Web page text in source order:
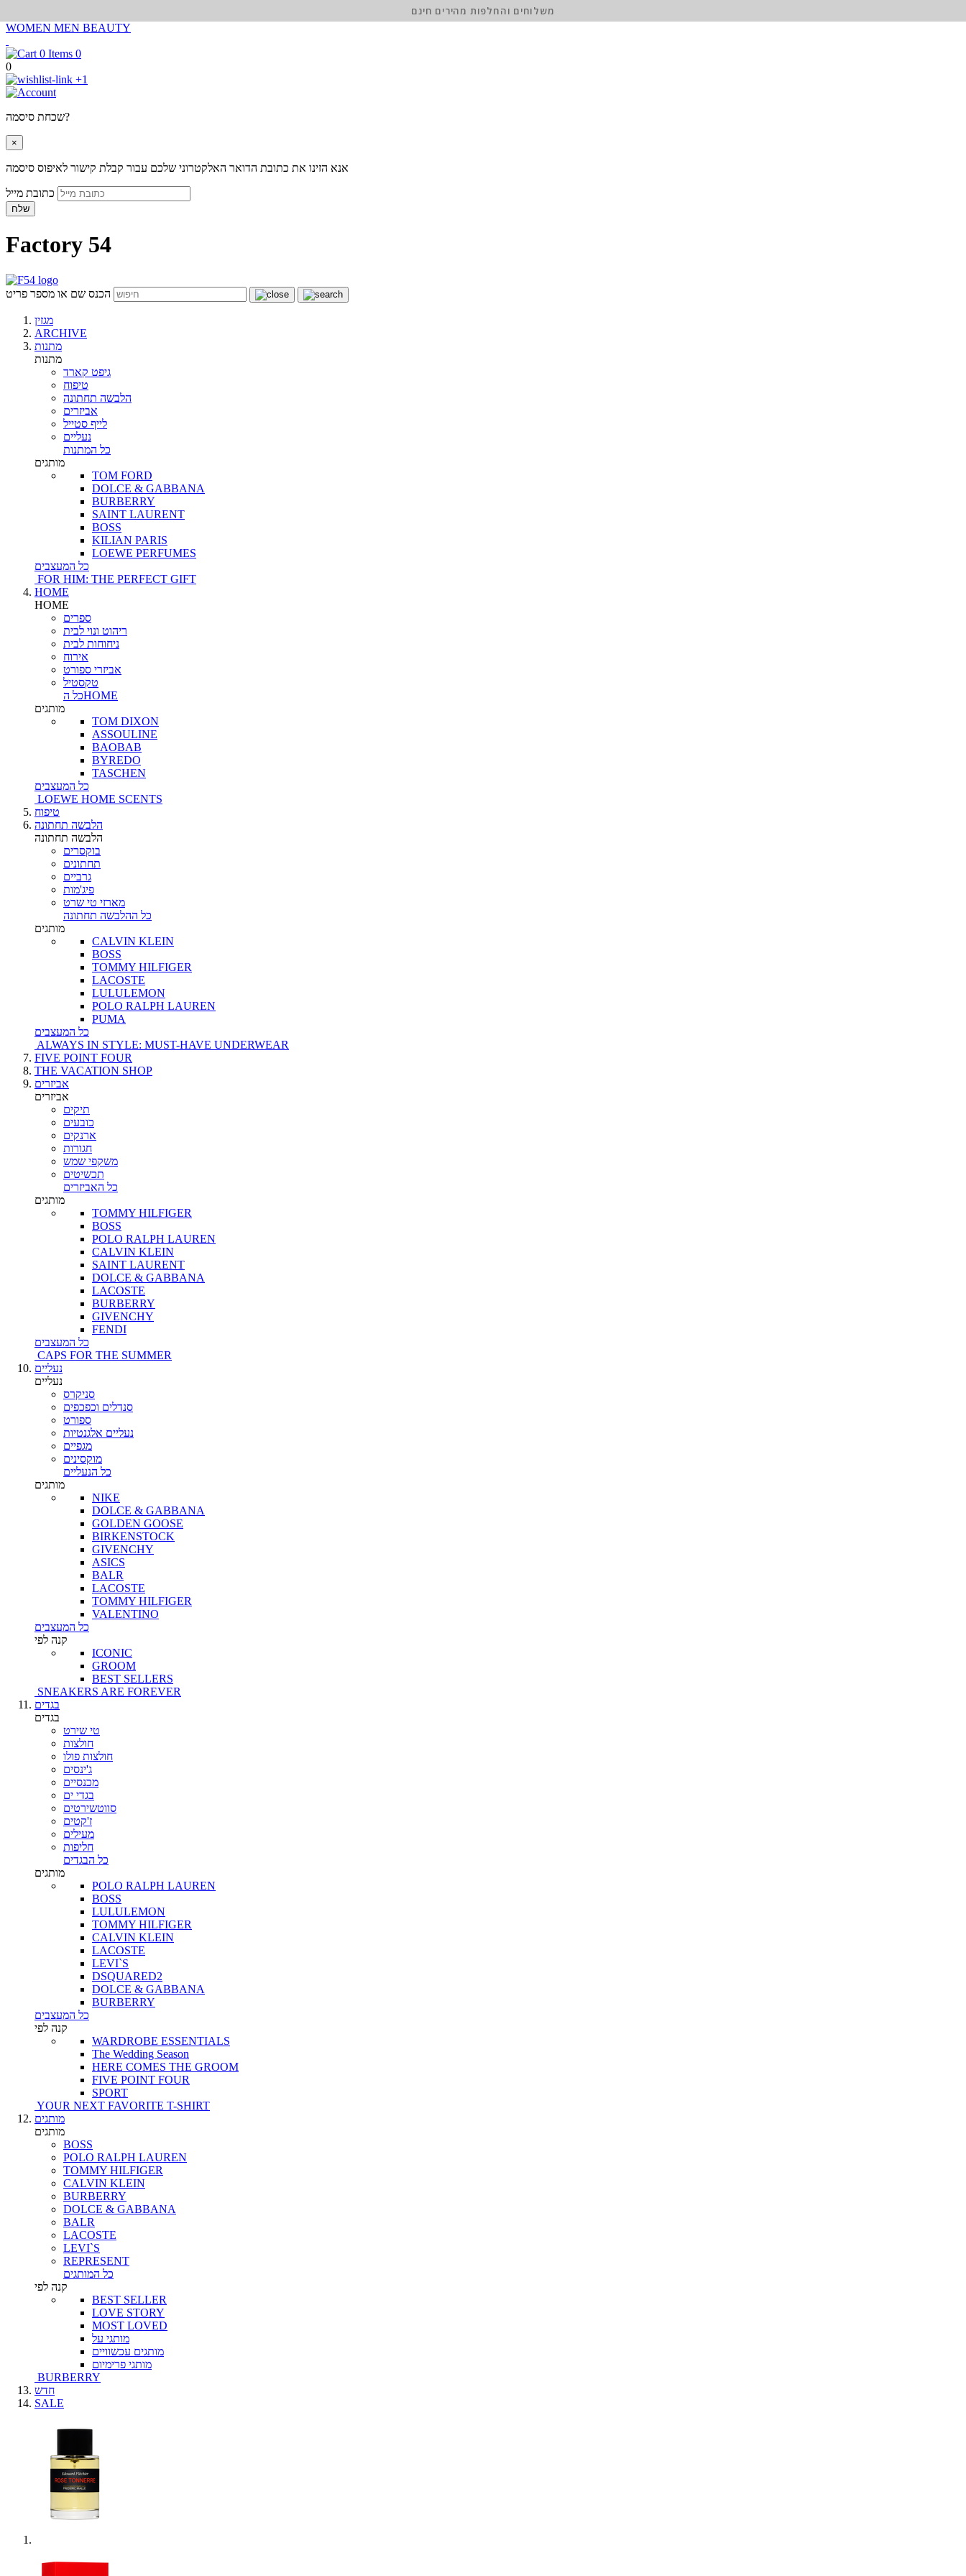
WOMEN MEN BEAUTY
0
0
+1
שכחת סיסמה?
×
אנא הזינו את כתובת הדואר האלקטרוני שלכם עבור קבלת קישור לאיפוס סיסמה
שלח
Factory 54
הכנס שם או מספר פריט
מגזין
ARCHIVE
מתנות
מתנות
גיפט קארד
טיפוח
הלבשה תחתונה
אביזרים
לייף סטייל
נעליים
כל המתנות
מותגים
TOM FORD
DOLCE & GABBANA
BURBERRY
SAINT LAURENT
BOSS
KILIAN PARIS
LOEWE PERFUMES
כל המעצבים
FOR HIM: THE PERFECT GIFT
HOME
HOME
ספרים
ריהוט ונוי לבית
ניחוחות לבית
אירוח
אביזרי ספורט
טקסטיל
כל הHOME
מותגים
TOM DIXON
ASSOULINE
BAOBAB
BYREDO
TASCHEN
כל המעצבים
LOEWE HOME SCENTS
טיפוח
הלבשה תחתונה
הלבשה תחתונה
בוקסרים
תחתונים
גרביים
פיג'מות
מארזי טי שרט
כל ההלבשה תחתונה
מותגים
CALVIN KLEIN
BOSS
TOMMY HILFIGER
LACOSTE
LULULEMON
POLO RALPH LAUREN
PUMA
כל המעצבים
ALWAYS IN STYLE: MUST-HAVE UNDERWEAR
FIVE POINT FOUR
THE VACATION SHOP
אביזרים
אביזרים
תיקים
כובעים
ארנקים
חגורות
משקפי שמש
תכשיטים
כל האביזרים
מותגים
TOMMY HILFIGER
BOSS
POLO RALPH LAUREN
CALVIN KLEIN
SAINT LAURENT
DOLCE & GABBANA
LACOSTE
BURBERRY
GIVENCHY
FENDI
כל המעצבים
CAPS FOR THE SUMMER
נעליים
נעליים
סניקרס
סנדלים וכפכפים
ספורט
נעליים אלגנטיות
מגפיים
מוקסינים
כל הנעליים
מותגים
NIKE
DOLCE & GABBANA
GOLDEN GOOSE
BIRKENSTOCK
GIVENCHY
ASICS
BALR
LACOSTE
TOMMY HILFIGER
VALENTINO
כל המעצבים
קנה לפי
ICONIC
GROOM
BEST SELLERS
SNEAKERS ARE FOREVER
בגדים
בגדים
טי שירט
חולצות
חולצות פולו
ג'ינסים
מכנסיים
בגדי ים
סווטשירטים
ז'קטים
מעילים
חליפות
כל הבגדים
מותגים
POLO RALPH LAUREN
BOSS
LULULEMON
TOMMY HILFIGER
CALVIN KLEIN
LACOSTE
LEVI`S
DSQUARED2
DOLCE & GABBANA
BURBERRY
כל המעצבים
קנה לפי
WARDROBE ESSENTIALS
The Wedding Season
HERE COMES THE GROOM
FIVE POINT FOUR
SPORT
YOUR NEXT FAVORITE T-SHIRT
מותגים
מותגים
BOSS
POLO RALPH LAUREN
TOMMY HILFIGER
CALVIN KLEIN
BURBERRY
DOLCE & GABBANA
BALR
LACOSTE
LEVI`S
REPRESENT
כל המותגים
קנה לפי
BEST SELLER
LOVE STORY
MOST LOVED
מותגי על
מותגים עכשוויים
מותגי פרימיום
BURBERRY
חדש
SALE
משלוחים והחלפות מהירים חינם